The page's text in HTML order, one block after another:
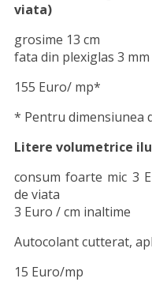
viata)
grosime 13 cm
fata din plexiglas 3 mm
155 Euro/ mp*
* Pentru dimensiunea
Litere volumetrice
consum foarte mic 3
de viata
3 Euro / cm inaltime
Autocolant cutterat,
15 Euro/mp